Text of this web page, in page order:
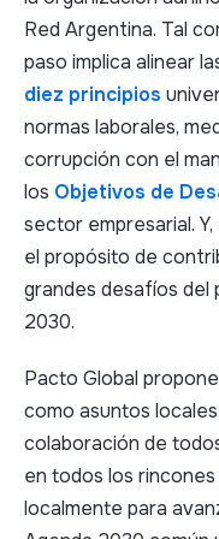
Red Argentina. Tal
paso implica alinear
diez principios
normas laborales,
corrupción con el
los Objetivos de
sector empresarial.
el propósito de
grandes desafíos del
2030.
Pacto Global
como asuntos
colaboración de
en todos los
localmente para